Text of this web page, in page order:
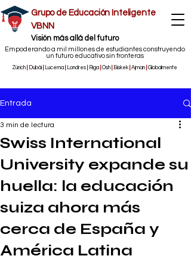
Grupo de Educación Inteligente
VBNN
​Visión más allá del futuro
Empoderando a mil millones de estudiantes construyendo
un futuro educativo sin fronteras
Zúrich Dubái Lucerna Londres Riga Osh Biskek Ajman Globalmente
Entrada
Swiss International
University expande su
huella: la educación
suiza ahora más
cerca de España y
América Latina
3 min de lectura